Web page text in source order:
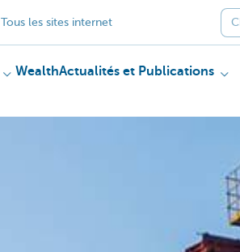
Tous les sites internet
WealthActualités et Publications